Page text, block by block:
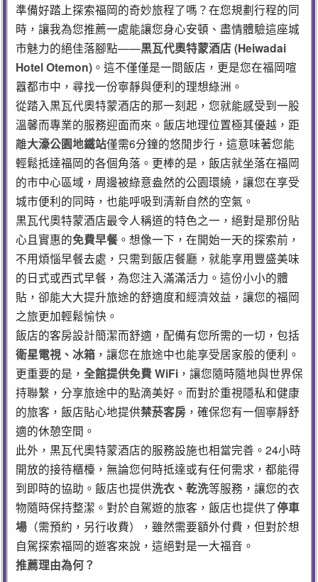
準備好踏上探索福岡的奇妙旅程了嗎？在您規劃行程的同
時，讓我為您推薦一處能讓您身心安頓、盡情體驗這座城
市魅力的絕佳落腳點——黒瓦代奧特蒙酒店 (Heiwadai
Hotel Otemon)。這不僅僅是一間飯店，更是您在福岡喧
囂都市中，尋找一份寧靜與便利的理想綠洲。
從踏入黒瓦代奧特蒙酒店的那一刻起，您就能感受到一股
溫馨而專業的服務迎面而來。飯店地理位置極其優越，距
離大濠公園地鐵站僅需6分鐘的悠閒步行，這意味著您能
輕鬆抵達福岡的各個角落。更棒的是，飯店就坐落在福岡
的市中心區域，周邊被綠意盎然的公園環繞，讓您在享受
城市便利的同時，也能呼吸到清新自然的空氣。
黒瓦代奧特蒙酒店最令人稱道的特色之一，絕對是那份貼
心且實惠的免費早餐。想像一下，在開始一天的探索前，
不用煩惱早餐去處，只需到飯店餐廳，就能享用豐盛美味
的日式或西式早餐，為您注入滿滿活力。這份小小的體
貼，卻能大大提升旅途的舒適度和經濟效益，讓您的福岡
之旅更加輕鬆愉快。
飯店的客房設計簡潔而舒適，配備有您所需的一切，包括
衛星電視、冰箱，讓您在旅途中也能享受居家般的便利。
更重要的是， 全館提供免費 WiFi，讓您隨時隨地與世界保
持聯繫，分享旅途中的點滴美好。而對於重視隱私和健康
的旅客，飯店貼心地提供禁菸客房，確保您有一個寧靜舒
適的休憩空間。
此外，黒瓦代奧特蒙酒店的服務設施也相當完善。24小時
開放的接待櫃檯，無論您何時抵達或有任何需求，都能得
到即時的協助。飯店也提供洗衣、乾洗等服務，讓您的衣
物隨時保持整潔。對於自駕遊的旅客，飯店也提供了停車
場（需預約，另行收費），雖然需要額外付費，但對於想
自駕探索福岡的遊客來說，這絕對是一大福音。
推薦理由為何？